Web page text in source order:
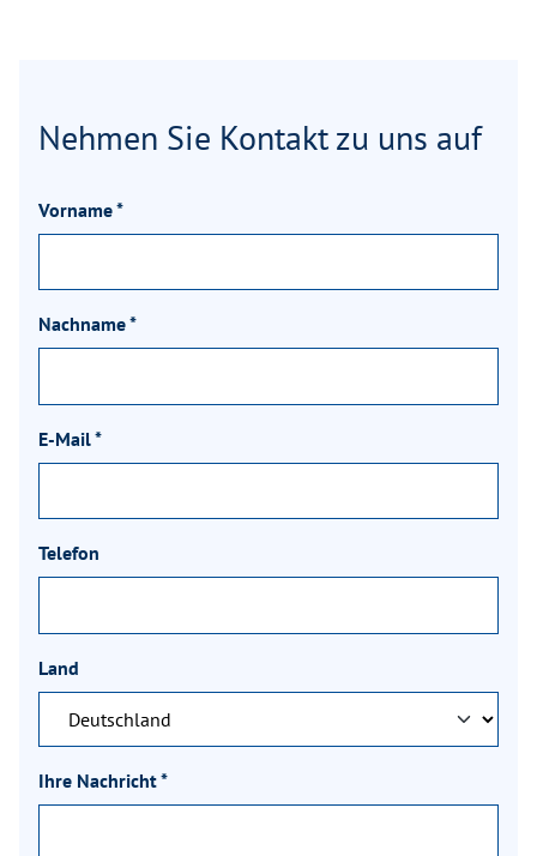
Nehmen Sie Kontakt zu uns auf
Vorname*
Nachname*
E-Mail*
Telefon
Land
Ihre Nachricht*